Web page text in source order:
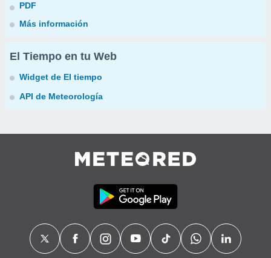
PDF
Más información
El Tiempo en tu Web
Widget de El tiempo
API de Meteorología